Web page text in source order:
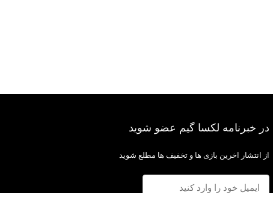
در خبرنامه لکسا گیم عضو شوید
از انتشار اخرین بازی ها و تخفیف ها مطلع شوید